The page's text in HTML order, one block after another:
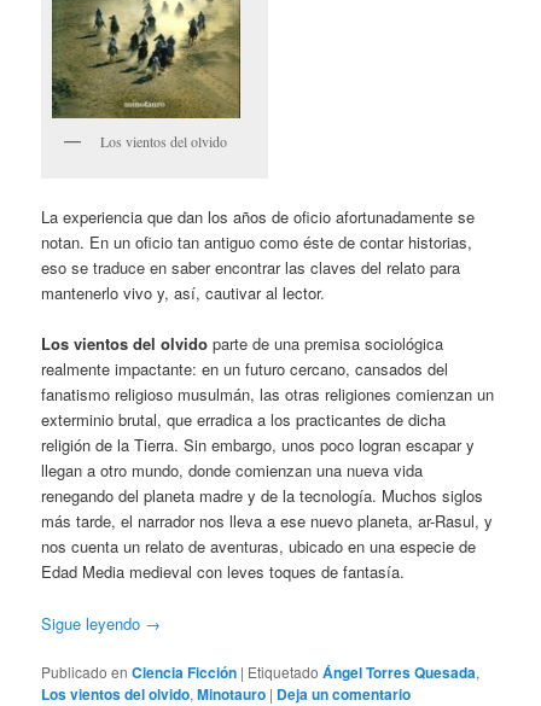
Los vientos del olvido
La experiencia que dan los años de oficio afortunadamente se
notan. En un oficio tan antiguo como éste de contar historias,
eso se traduce en saber encontrar las claves del relato para
mantenerlo vivo y, así, cautivar al lector.
Los vientos del olvido parte de una premisa sociológica
realmente impactante: en un futuro cercano, cansados del
fanatismo religioso musulmán, las otras religiones comienzan un
exterminio brutal, que erradica a los practicantes de dicha
religión de la Tierra. Sin embargo, unos poco logran escapar y
llegan a otro mundo, donde comienzan una nueva vida
renegando del planeta madre y de la tecnología. Muchos siglos
más tarde, el narrador nos lleva a ese nuevo planeta, ar-Rasul, y
nos cuenta un relato de aventuras, ubicado en una especie de
Edad Media medieval con leves toques de fantasía.
Sigue leyendo →
Publicado en Ciencia Ficción | Etiquetado Ángel Torres Quesada,
Los vientos del olvido,Minotauro | Deja un comentario